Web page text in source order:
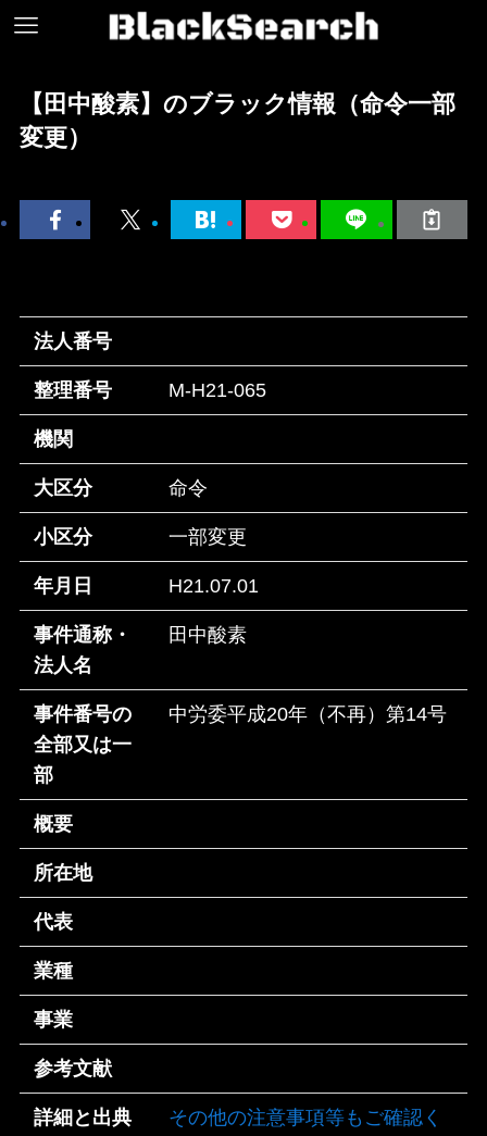
【田中酸素】のブラック情報（命令一部
変更）
法人番号
整理番号 M-H21-065
機関
大区分 命令
小区分 一部変更
年月日 H21.07.01
事件通称・
法人名
田中酸素
事件番号の
全部又は一
部
中労委平成20年（不再）第14号
概要
所在地
代表
業種
事業
参考文献
詳細と出典
その他の注意事項等もご確認く